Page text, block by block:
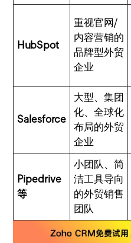
HubSpot
重视官网/
内容营销的
品牌型外贸
企业
Salesforce
大型、集团
化、全球化
布局的外贸
企业
Pipedrive
等
小团队、简
洁工具导向
的外贸销售
团队